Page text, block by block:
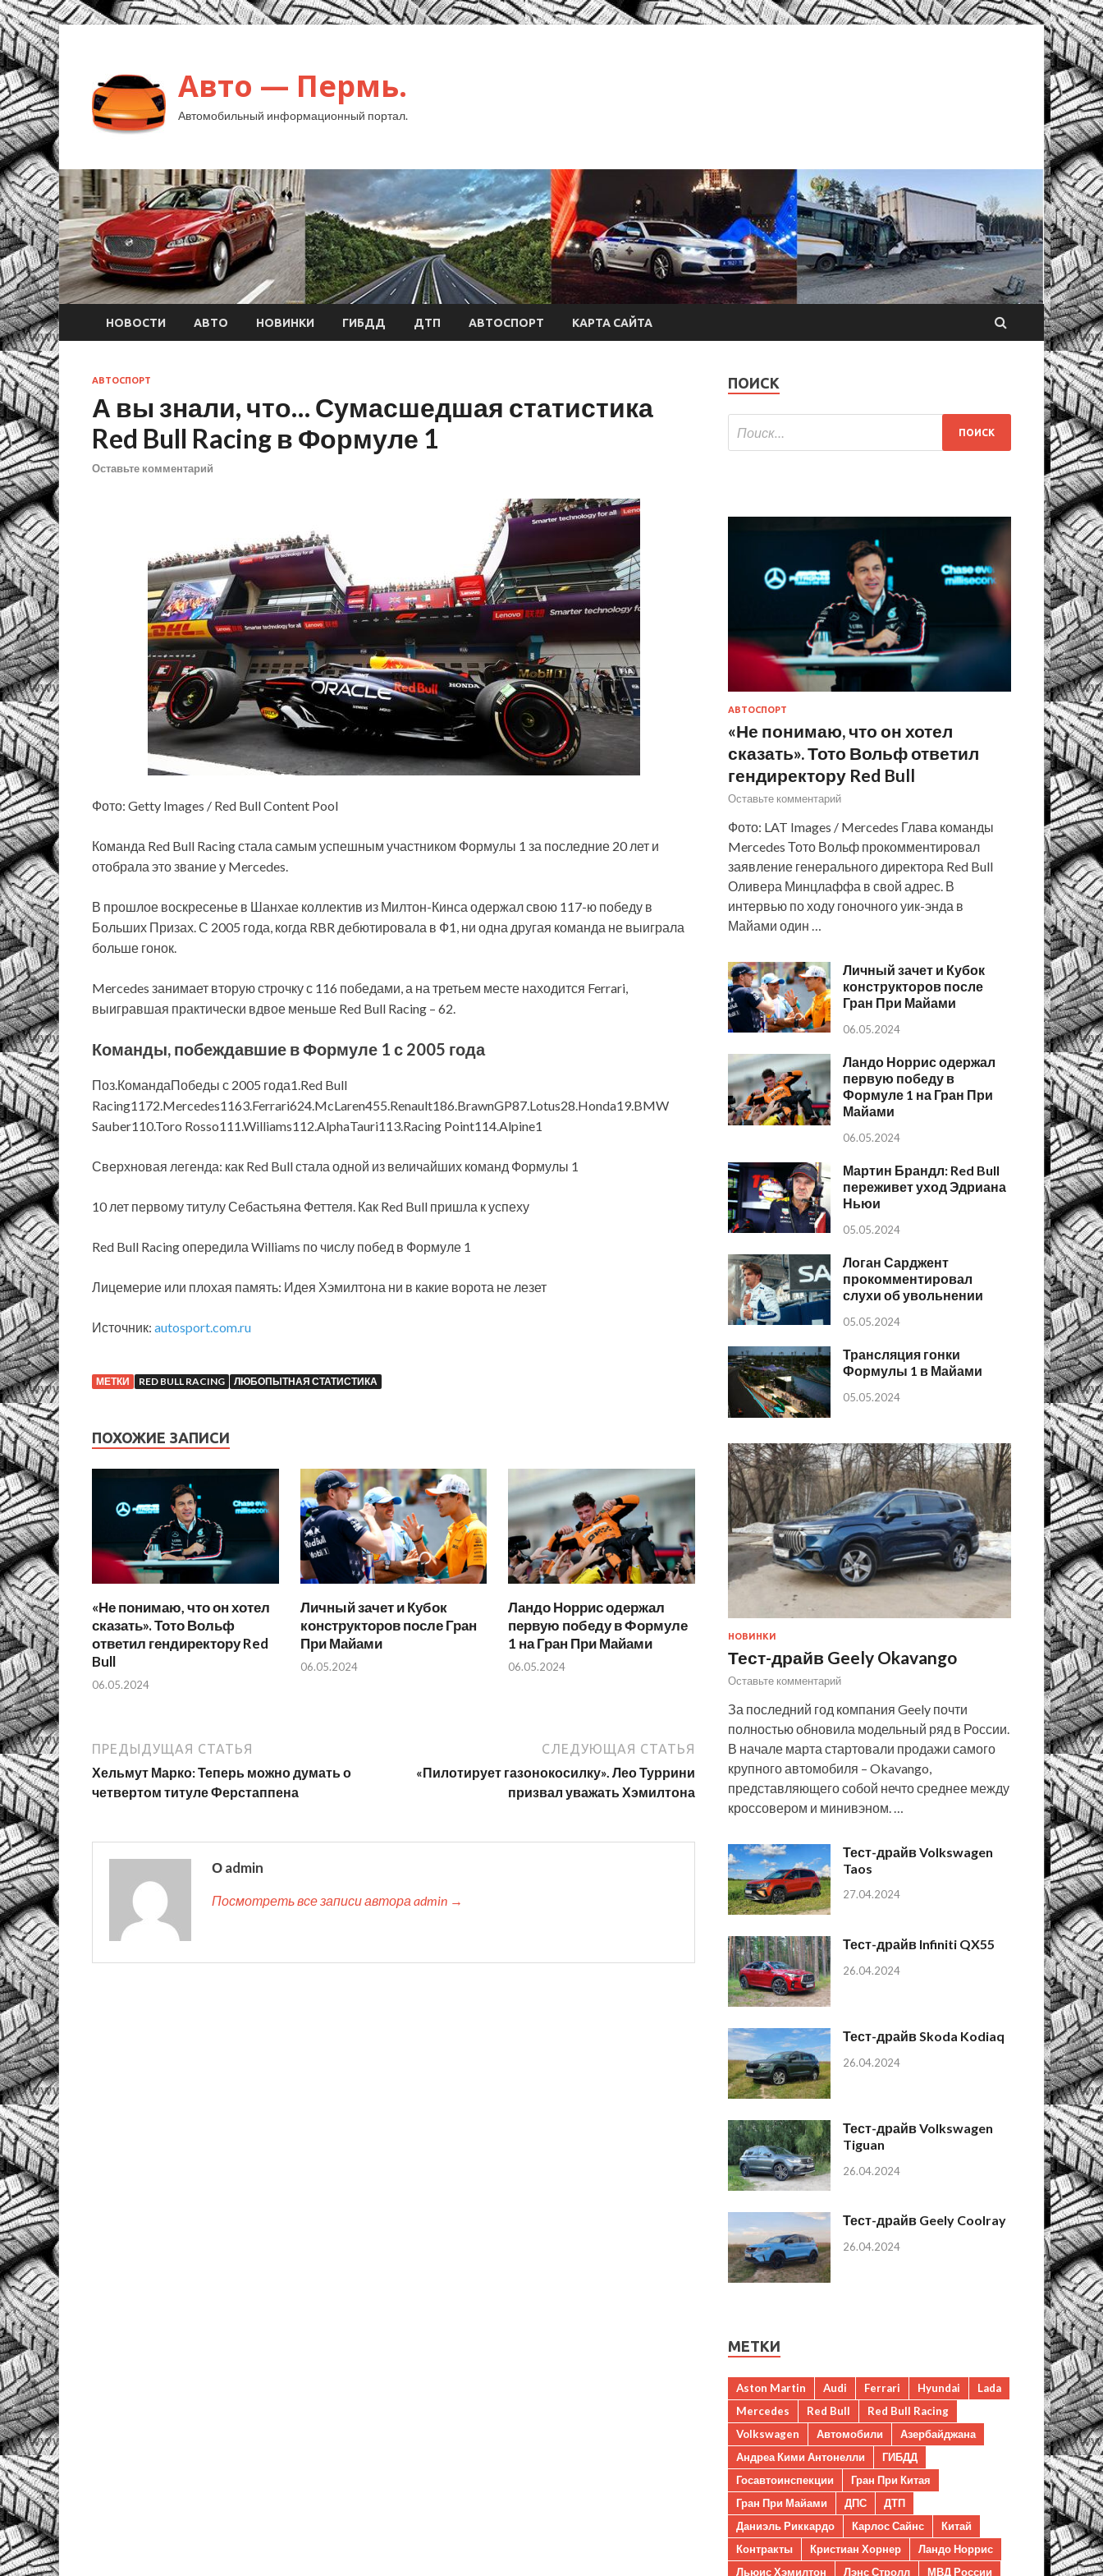
Авто — Пермь.
Автомобильный информационный портал.
НОВОСТИ АВТО НОВИНКИ ГИБДД ДТП АВТОСПОРТ КАРТА САЙТА
АВТОСПОРТ
А вы знали, что… Сумасшедшая статистика
Red Bull Racing в Формуле 1
Оставьте комментарий
Фото: Getty Images / Red Bull Content Pool
Команда Red Bull Racing стала самым успешным участником Формулы 1 за последние 20 лет и
отобрала это звание у Mercedes.
В прошлое воскресенье в Шанхае коллектив из Милтон-Кинса одержал свою 117-ю победу в
Больших Призах. С 2005 года, когда RBR дебютировала в Ф1, ни одна другая команда не выиграла
больше гонок.
Mercedes занимает вторую строчку с 116 победами, а на третьем месте находится Ferrari,
выигравшая практически вдвое меньше Red Bull Racing – 62.
Команды, побеждавшие в Формуле 1 с 2005 года
Поз.КомандаПобеды с 2005 года1.Red Bull
Racing1172.Mercedes1163.Ferrari624.McLaren455.Renault186.BrawnGP87.Lotus28.Honda19.BMW
Sauber110.Toro Rosso111.Williams112.AlphaTauri113.Racing Point114.Alpine1
Сверхновая легенда: как Red Bull стала одной из величайших команд Формулы 1
10 лет первому титулу Себастьяна Феттеля. Как Red Bull пришла к успеху
Red Bull Racing опередила Williams по числу побед в Формуле 1
Лицемерие или плохая память: Идея Хэмилтона ни в какие ворота не лезет
Источник: autosport.com.ru
МЕТКИ RED BULL RACING ЛЮБОПЫТНАЯ СТАТИСТИКА
ПОХОЖИЕ ЗАПИСИ
«Не понимаю, что он хотел
сказать». Тото Вольф
ответил гендиректору Red
Bull
06.05.2024
Личный зачет и Кубок
конструкторов после Гран
При Майами
06.05.2024
Ландо Норрис одержал
первую победу в Формуле
1 на Гран При Майами
06.05.2024
ПРЕДЫДУЩАЯ СТАТЬЯ
Хельмут Марко: Теперь можно думать о
четвертом титуле Ферстаппена
СЛЕДУЮЩАЯ СТАТЬЯ
«Пилотирует газонокосилку». Лео Туррини
призвал уважать Хэмилтона
О admin
Посмотреть все записи автора admin →
ПОИСК
АВТОСПОРТ
«Не понимаю, что он хотел
сказать». Тото Вольф ответил
гендиректору Red Bull
Оставьте комментарий
Фото: LAT Images / Mercedes Глава команды
Mercedes Тото Вольф прокомментировал
заявление генерального директора Red Bull
Оливера Минцлаффа в свой адрес. В
интервью по ходу гоночного уик-энда в
Майами один …
Личный зачет и Кубок
конструкторов после
Гран При Майами
06.05.2024
Ландо Норрис одержал
первую победу в
Формуле 1 на Гран При
Майами
06.05.2024
Мартин Брандл: Red Bull
переживет уход Эдриана
Ньюи
05.05.2024
Логан Сарджент
прокомментировал
слухи об увольнении
05.05.2024
Трансляция гонки
Формулы 1 в Майами
05.05.2024
НОВИНКИ
Тест-драйв Geely Okavango
Оставьте комментарий
За последний год компания Geely почти
полностью обновила модельный ряд в России.
В начале марта стартовали продажи самого
крупного автомобиля – Okavango,
представляющего собой нечто среднее между
кроссовером и минивэном. …
Тест-драйв Volkswagen
Taos
27.04.2024
Тест-драйв Infiniti QX55
26.04.2024
Тест-драйв Skoda Kodiaq
26.04.2024
Тест-драйв Volkswagen
Tiguan
26.04.2024
Тест-драйв Geely Coolray
26.04.2024
МЕТКИ
Aston Martin Audi Ferrari Hyundai
Lada
Mercedes
Red Bull
Red Bull Racing
Volkswagen
Автомобили
Азербайджана
Андреа Кими Антонелли
ГИБДД
Госавтоинспекции
Гран При Китая
Гран При Майами
ДПС
ДТП
Даниэль Риккардо
Карлос Сайнс
Китай
Контракты
Кристиан Хорнер
Ландо Норрис
Льюис Хэмилтон
Лэнс Стролл
МВД России